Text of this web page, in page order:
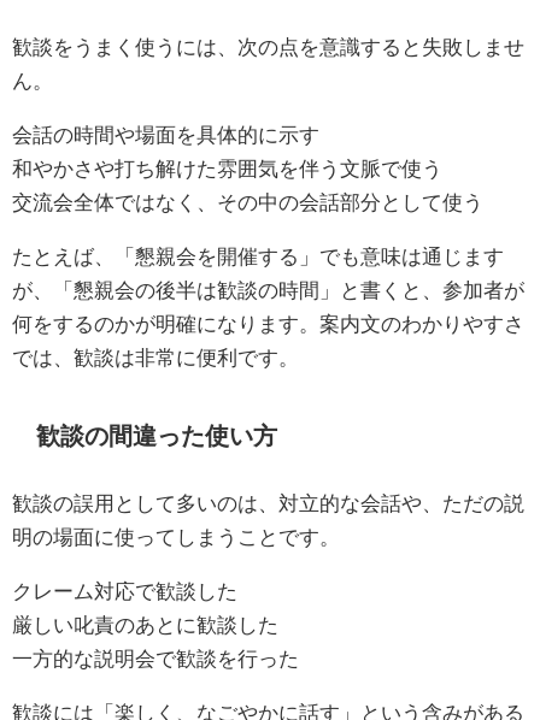
歓談をうまく使うには、次の点を意識すると失敗しませ
ん。
会話の時間や場面を具体的に示す
和やかさや打ち解けた雰囲気を伴う文脈で使う
交流会全体ではなく、その中の会話部分として使う
たとえば、「懇親会を開催する」でも意味は通じます
が、「懇親会の後半は歓談の時間」と書くと、参加者が
何をするのかが明確になります。案内文のわかりやすさ
では、歓談は非常に便利です。
歓談の間違った使い方
歓談の誤用として多いのは、対立的な会話や、ただの説
明の場面に使ってしまうことです。
クレーム対応で歓談した
厳しい叱責のあとに歓談した
一方的な説明会で歓談を行った
歓談には「楽しく、なごやかに話す」という含みがある